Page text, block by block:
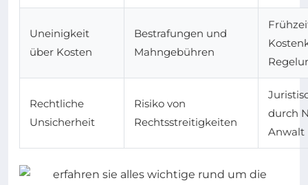
Uneinigkeit
über Kosten
Bestrafungen und
Mahngebühren
Rechtliche
Unsicherheit
Risiko von
Rechtsstreitigkeiten
durch
Anwalt